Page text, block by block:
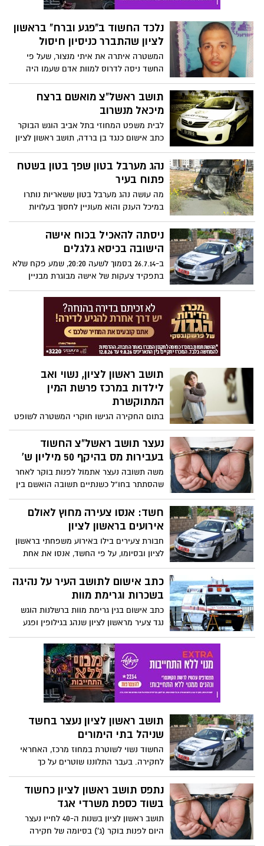
נלכד החשוד ב"פגע וברח" בראשון
לציון שהתברר כניסיון חיסול
המשטרה איתרה את איתי מנצור, שעל פי
החשד ניסה לדרוס למוות אדם שעמו היה
מצוי בסכסוך, בדירת מסתור במושב בשפלה.
מנצור, שלאחר האירוע הוכרז עבריין נמלט,
יובא היום לדיון בהארכת מעצרו
תושב ראשל"צ מואשם ברצח
מיכאל מנשרוב
לבית משפט המחוזי בתל אביב הוגש הבוקר
כתב אישום כנגד בן ברדה, תושב ראשון לציון
בן 24 ורועי אשתר, תושב בת-ים בן 22, בגין
רצח מיכאל מנשרוב בחודש נובמבר 2011.
נהג מערבל בטון שפך בטון בשטח
פתוח בעיר
מה עושה נהג מערבל בטון ששאריות נותרו
במיכל הענק והוא מעוניין לחסוך בעלויות
ההובלה וההטמנה? שופך אותן בשטח פתוח
במערב העיר * אחרי שפקחי איכות הסביבה
בחברה לביטחון זיהו את ערימת הבטון, הם
השאריות ונקנס באלף שקלים *
ניסתה להאכיל בכוח אישה
הישובה בכיסא גלגלים
ב-26.7.14 בסמוך לשעה 20:20, שמע פקח שלא
בתפקיד צעקות של אישה מבוגרת מבניין
בראשל"צ, הנמצא מול בניין מגוריו, הנ"ל ניגש
לחלון וראה אישה מנסה להאכיל בכוח אישה
אחרה הישובה בכיסא גלגלים, לאחר מספר
דקות תפסה לה בידיים ותקפה אותה.
תושב ראשון לציון, נשוי ואב
לילדות במרכז פרשת המין
המתוקשרת
בתום החקירה הגישו חוקרי המשטרה לשופט
את הממצאים. בין החשודים: תושב ראשון
לציון בן 43, נשוי ואב לילדות, אשר טען בבית
המשפט כי אחת הקטינות ניסתה לסחוט אותו
אותו על רקע הסחיטה.
נעצר תושב ראשל"צ החשוד
בעבירות מס בהיקף 50 מיליון ש'
משה תשובה נעצר אתמול לפנות בוקר לאחר
שהסתתר בחו"ל כשנתיים תשובה הואשם בין
היתר כי קיבל חשבוניות פיקטיביות מריקו
שירזי, שאיים על חייו לאחר שאיחר בתשלום
החזר הלוואה.
חשד: אנסו צעירה מחוץ לאולם
אירועים בראשון לציון
חבורת צעירים בילו באירוע משפחתי בראשון
לציון ובסיומו, על פי החשד, אנסו את אחת
המשתתפות. עד כה נעצר רק בן 22 מקריית
מלאכי
כתב אישום לתושב העיר על נהיגה
בשכרות וגרימת מוות
כתב אישום בגין גרימת מוות ברשלנות הוגש
נגד צעיר מראשון לציון שנהג בגילופין ופגע
ברכב שעמד בשולי הכביש.
תושב ראשון לציון נעצר בחשד
שניהל בתי הימורים
החשוד נשוי לשוטרת במחוז מרכז, האחראי
לחקירה. בעבר התלוננו שוטרים על כך
שעמיתתם נהנית מגישה לחומר מסווג בעודה
נשואה ליעד מודיעיני
נתפס תושב ראשון לציון כחשוד
בשוד כספת משרדי אגד
תושב ראשון לציון בשנות ה-40 לחייו נעצר
היום לפנות בוקר (ג') בסיומה של חקירה
סמויה מאומצת שניהלה היחידה ללוחמה